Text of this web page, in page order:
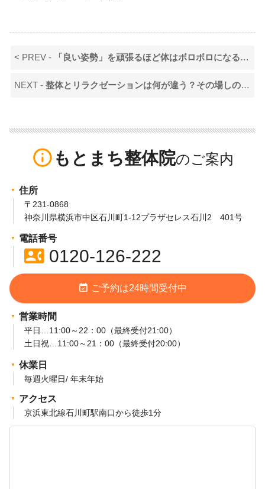
< PREV - 「良い姿勢」を頑張るほど体はボロボロになる？22年の経験から伝えたい「動く体」の作り方
NEXT -整体とリラクゼーションは何が違う？その場しのぎではなく「戻りにくい身体」を目指すために
info_outline もとまち整体院
住所
〒231-0868
神奈川県横浜市中区石川町1-12プラザセレス石川2 401号
電話番号
contact_phone0120-126-222
event_available ご予約は24時間受付中
営業時間
平日…11:00～22：00（最終受付21:00）
土日祝…11:00～21：00（最終受付20:00）
休業日
毎週火曜日/ 年末年始
アクセス
京浜東北線石川町駅南口から徒歩1分